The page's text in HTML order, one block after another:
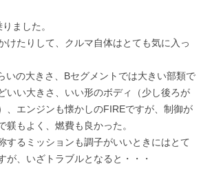
ました。
けたりして、クルマ自体はとても気に入っ
いの大きさ、Bセグメントでは大きい部類で
いい大きさ、いい形のボディ（少し後ろが
、エンジンも懐かしのFIREですが、制御が
躾もよく、燃費も良かった。
するミッションも調子がいいときにはとて
が、いざトラブルとなると・・・